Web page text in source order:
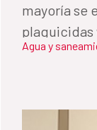
mayoría se
plaguicidas
Agua y